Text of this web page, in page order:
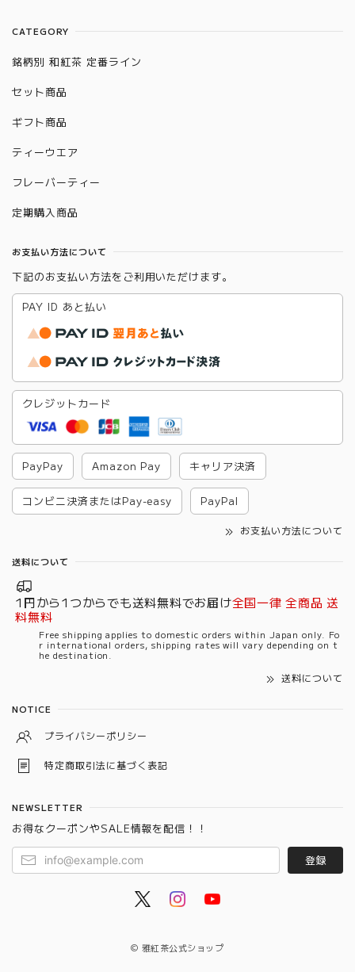
CATEGORY
銘柄別 和紅茶 定番ライン
セット商品
ギフト商品
ティーウエア
フレーバーティー
定期購入商品
お支払い方法について
下記のお支払い方法をご利用いただけます。
PAY ID あと払い
クレジットカード
PayPay Amazon Pay キャリア決済
コンビニ決済またはPay-easy PayPal
お支払い方法について
送料について
1円から1つからでも送料無料でお届け全国一律 全商品 送
料無料
Free shipping applies to domestic orders within Japan only. Fo
r international orders, shipping rates will vary depending on t
he destination.
送料について
NOTICE
プライバシーポリシー
特定商取引法に基づく表記
NEWSLETTER
お得なクーポンやSALE情報を配信！！
登録
© 雅紅茶公式ショップ